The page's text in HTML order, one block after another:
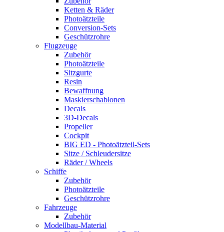
Ketten & Räder
Photoätzteile
Conversion-Sets
Geschützrohre
Flugzeuge
Zubehör
Photoätzteile
Sitzgurte
Resin
Bewaffnung
Maskierschablonen
Decals
3D-Decals
Propeller
Cockpit
BIG ED - Photoätzteil-Sets
Sitze / Schleudersitze
Räder / Wheels
Schiffe
Zubehör
Photoätzteile
Geschützrohre
Fahrzeuge
Zubehör
Modellbau-Material